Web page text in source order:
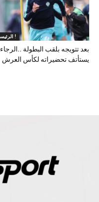
الرئيسية !
بعد تتويجه بلقب البطولة ..الرجاء
يستأتف تحضيراته لكأس العرش